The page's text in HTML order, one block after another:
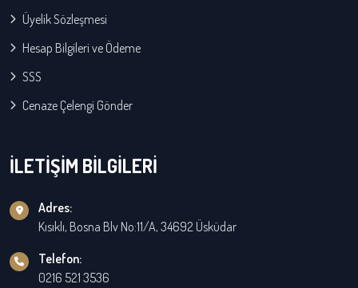
Üyelik Sözleşmesi
Hesap Bilgileri ve Ödeme
SSS
Cenaze Çelengi Gönder
İLETİŞİM BİLGİLERİ
Adres:
Kısıklı, Bosna Blv No:11/A, 34692 Üsküdar
Telefon:
0216 521 3536